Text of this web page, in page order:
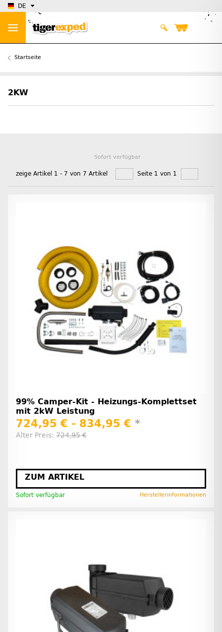
DE
Startseite
2KW
Sofort verfügbar
zeige Artikel 1 - 7 von 7 Artikel Seite 1 von 1
99% Camper-Kit - Heizungs-Komplettset
mit 2kW Leistung
724,95 € - 834,95 € *
Alter Preis: 724,95 €
ZUM ARTIKEL
Sofort verfügbar Herstellerinformationen